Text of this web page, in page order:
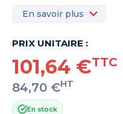
En savoir plus
PRIX UNITAIRE :
101,64 €TTC
84,70 €HT
En stock